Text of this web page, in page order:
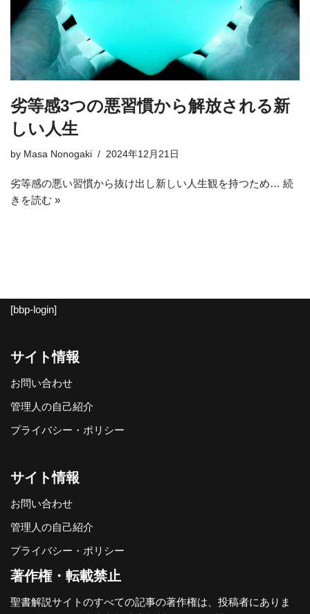
劣等感3つの悪習慣から解放される新
しい人生
by Masa Nonogaki 2024年12月21日
劣等感の悪い習慣から抜け出し新しい人生観を持つため… 続
きを読む »
[bbp-login]
サイト情報
お問い合わせ
管理人の自己紹介
プライバシー・ポリシー
サイト情報
お問い合わせ
管理人の自己紹介
プライバシー・ポリシー
著作権・転載禁止
聖書解説サイトのすべての記事の著作権は、投稿者にありま